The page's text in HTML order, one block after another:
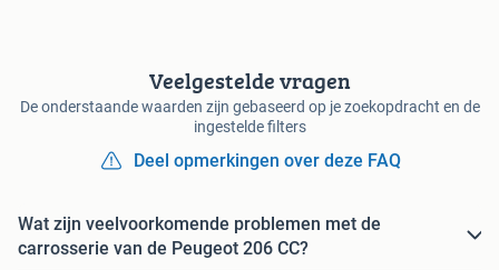
Veelgestelde vragen
De onderstaande waarden zijn gebaseerd op je zoekopdracht en de
ingestelde filters
Deel opmerkingen over deze FAQ
Wat zijn veelvoorkomende problemen met de
carrosserie van de Peugeot 206 CC?